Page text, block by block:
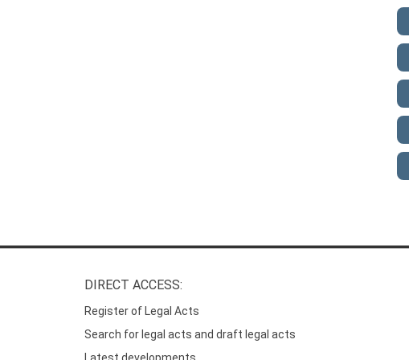
DIRECT ACCESS:
Register of Legal Acts
Search for legal acts and draft legal acts